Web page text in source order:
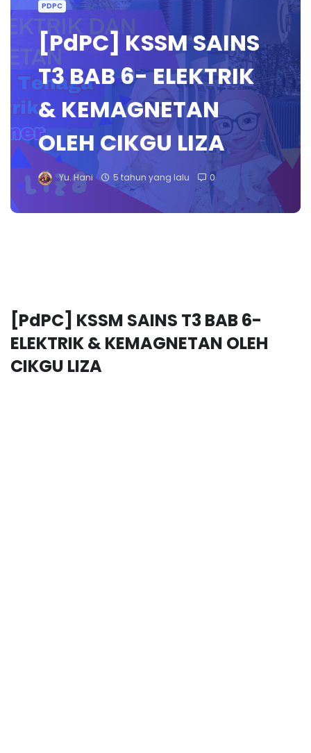
PDPC
[PdPC] KSSM SAINS
T3 BAB 6- ELEKTRIK
& KEMAGNETAN
OLEH CIKGU LIZA
Yu. Hani 5 tahun yang lalu 0
[PdPC] KSSM SAINS T3 BAB 6-
ELEKTRIK & KEMAGNETAN OLEH
CIKGU LIZA